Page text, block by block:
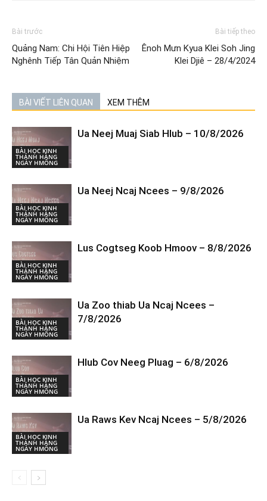
Bài trước
Quảng Nam: Chi Hội Tiên Hiệp
Nghênh Tiếp Tân Quản Nhiệm
Bài tiếp theo
Ênoh Mưn Kyua Klei Soh Jing
Klei Djiê – 28/4/2024
BÀI VIẾT LIÊN QUAN XEM THÊM
BÀI HỌC KINH
THÁNH HÀNG
NGÀY HMÔNG
Ua Neej Muaj Siab Hlub – 10/8/2026
BÀI HỌC KINH
THÁNH HÀNG
NGÀY HMÔNG
Ua Neej Ncaj Ncees – 9/8/2026
BÀI HỌC KINH
THÁNH HÀNG
NGÀY HMÔNG
Lus Cogtseg Koob Hmoov – 8/8/2026
BÀI HỌC KINH
THÁNH HÀNG
NGÀY HMÔNG
Ua Zoo thiab Ua Ncaj Ncees –
7/8/2026
BÀI HỌC KINH
THÁNH HÀNG
NGÀY HMÔNG
Hlub Cov Neeg Pluag – 6/8/2026
BÀI HỌC KINH
THÁNH HÀNG
NGÀY HMÔNG
Ua Raws Kev Ncaj Ncees – 5/8/2026